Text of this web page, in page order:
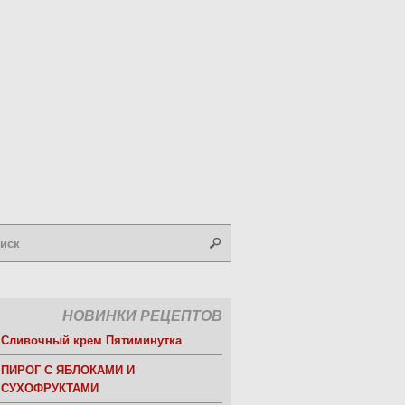
НОВИНКИ РЕЦЕПТОВ
Сливочный крем Пятиминутка
ПИРОГ С ЯБЛОКАМИ И
СУХОФРУКТАМИ